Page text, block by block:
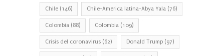
Chile (146) Chile-America latina-Abya Yala (76)
Colombia (88) Colombia (109)
Crisis del coronavirus (62) Donald Trump (97)